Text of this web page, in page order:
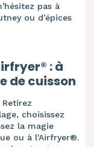
pas à
ou d’épices
: à
de cuisson
choisissez
la magie
ou à l'Airfryer®.